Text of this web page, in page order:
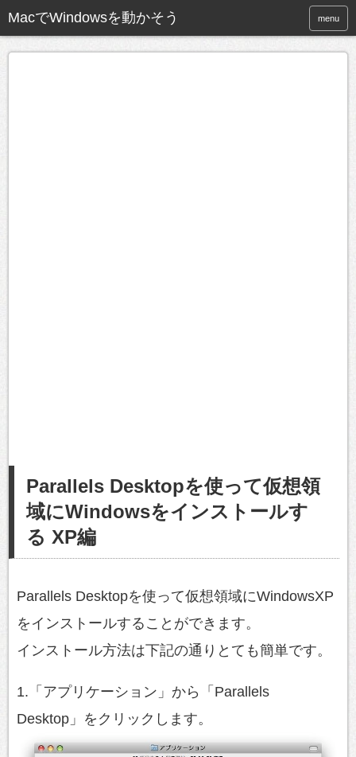
MacでWindowsを動かそう menu
Parallels Desktopを使って仮想領
域にWindowsをインストールす
る XP編
Parallels Desktopを使って仮想領域にWindowsXP
をインストールすることができます。
インストール方法は下記の通りとても簡単です。
1.「アプリケーション」から「Parallels
Desktop」をクリックします。